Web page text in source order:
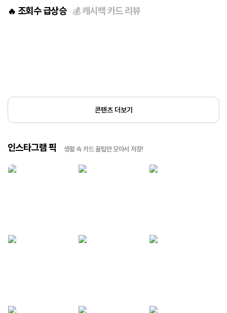
🔥 조회수 급상승 💰캐시백 카드 리뷰
콘텐츠 더보기
인스타그램 픽 생활 속 카드 꿀팁만 모아서 저장!